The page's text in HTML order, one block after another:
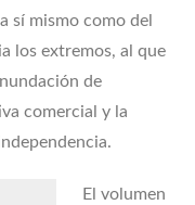
sí mismo como del
los extremos, al que
de
comercial y la
El volumen